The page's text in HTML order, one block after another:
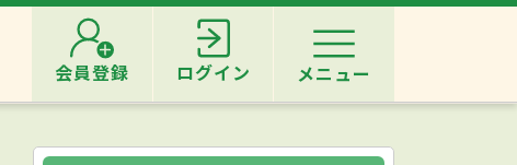
会員登録 ログイン メニュー